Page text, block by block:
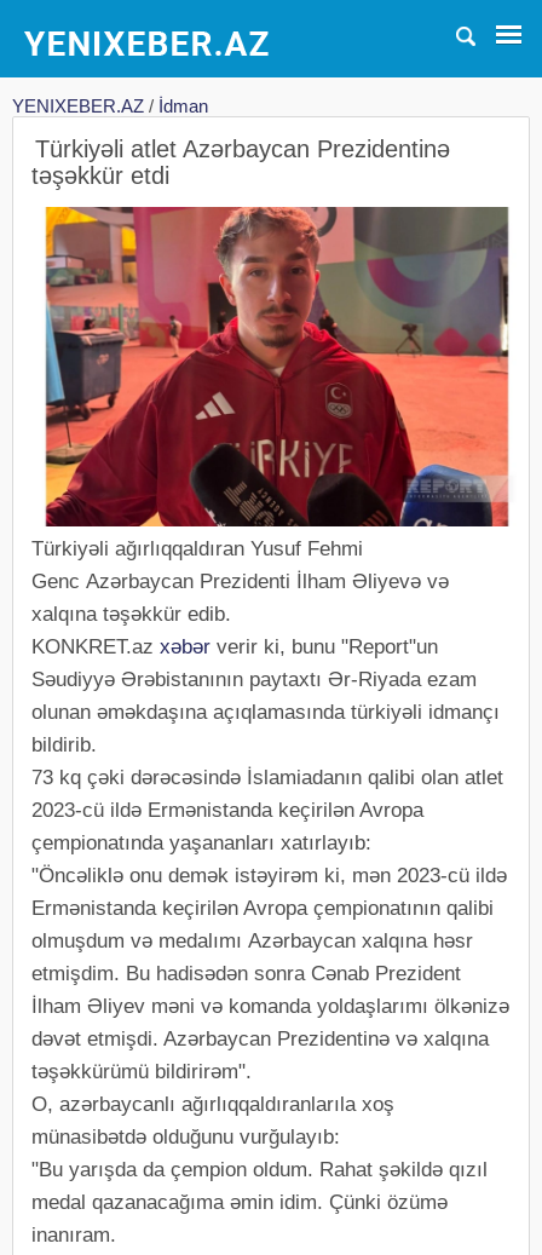
YENIXEBER.AZ / İdman
Türkiyəli atlet Azərbaycan Prezidentinə
təşəkkür etdi
Türkiyəli ağırlıqqaldıran Yusuf Fehmi
Genc Azərbaycan Prezidenti İlham Əliyevə və
xalqına təşəkkür edib.
KONKRET.az xəbər verir ki, bunu "Report"un
Səudiyyə Ərəbistanının paytaxtı Ər-Riyada ezam
olunan əməkdaşına açıqlamasında türkiyəli idmançı
bildirib.
73 kq çəki dərəcəsində İslamiadanın qalibi olan atlet
2023-cü ildə Ermənistanda keçirilən Avropa
çempionatında yaşananları xatırlayıb:
"Öncəliklə onu demək istəyirəm ki, mən 2023-cü ildə
Ermənistanda keçirilən Avropa çempionatının qalibi
olmuşdum və medalımı Azərbaycan xalqına həsr
etmişdim. Bu hadisədən sonra Cənab Prezident
İlham Əliyev məni və komanda yoldaşlarımı ölkənizə
dəvət etmişdi. Azərbaycan Prezidentinə və xalqına
təşəkkürümü bildirirəm".
O, azərbaycanlı ağırlıqqaldıranlarıla xoş
münasibətdə olduğunu vurğulayıb:
"Bu yarışda da çempion oldum. Rahat şəkildə qızıl
medal qazanacağıma əmin idim. Çünki özümə
inanıram.